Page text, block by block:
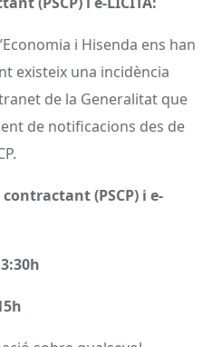
i Hisenda ens han
existeix una incidència
de la Generalitat que
de notificacions des de
(PSCP) i e-